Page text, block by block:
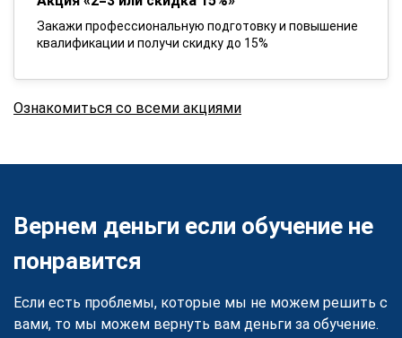
Закажи профессиональную подготовку и повышение
квалификации и получи скидку до 15%
Ознакомиться со всеми акциями
Вернем деньги если обучение не
понравится
Если есть проблемы, которые мы не можем решить с
вами, то мы можем вернуть вам деньги за обучение.